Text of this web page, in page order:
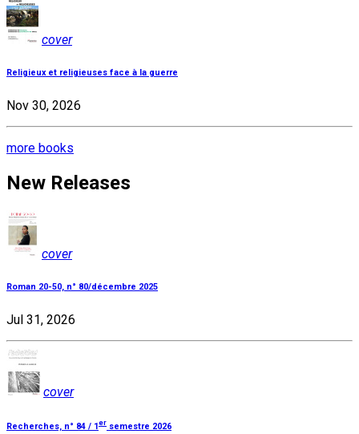
cover
Religieux et religieuses face à la guerre
Nov 30, 2026
more books
New Releases
cover
Roman 20-50, n° 80/décembre 2025
Jul 31, 2026
cover
Recherches, n° 84 / 1 er semestre 2026